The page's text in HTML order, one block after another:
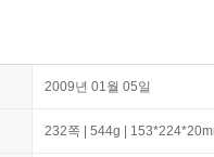
2009년 01월 05일
232쪽 | 544g |